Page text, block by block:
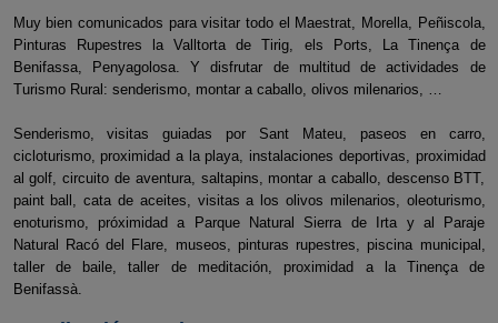
Muy bien comunicados para visitar todo el Maestrat, Morella, Peñiscola,
Pinturas Rupestres la Valltorta de Tirig, els Ports, La Tinença de
Benifassa, Penyagolosa. Y disfrutar de multitud de actividades de
Turismo Rural: senderismo, montar a caballo, olivos milenarios, …
Senderismo, visitas guiadas por Sant Mateu, paseos en carro,
cicloturismo, proximidad a la playa, instalaciones deportivas, proximidad
al golf, circuito de aventura, saltapins, montar a caballo, descenso BTT,
paint ball, cata de aceites, visitas a los olivos milenarios, oleoturismo,
enoturismo, próximidad a Parque Natural Sierra de Irta y al Paraje
Natural Racó del Flare, museos, pinturas rupestres, piscina municipal,
taller de baile, taller de meditación, proximidad a la Tinença de
Benifassà.